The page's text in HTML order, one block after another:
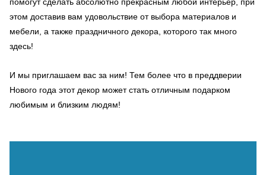
этом доставив вам удовольствие от выбора материалов и
мебели, а также праздничного декора, которого так много
здесь!
И мы приглашаем вас за ним! Тем более что в преддверии
Нового года этот декор может стать отличным подарком
любимым и близким людям!